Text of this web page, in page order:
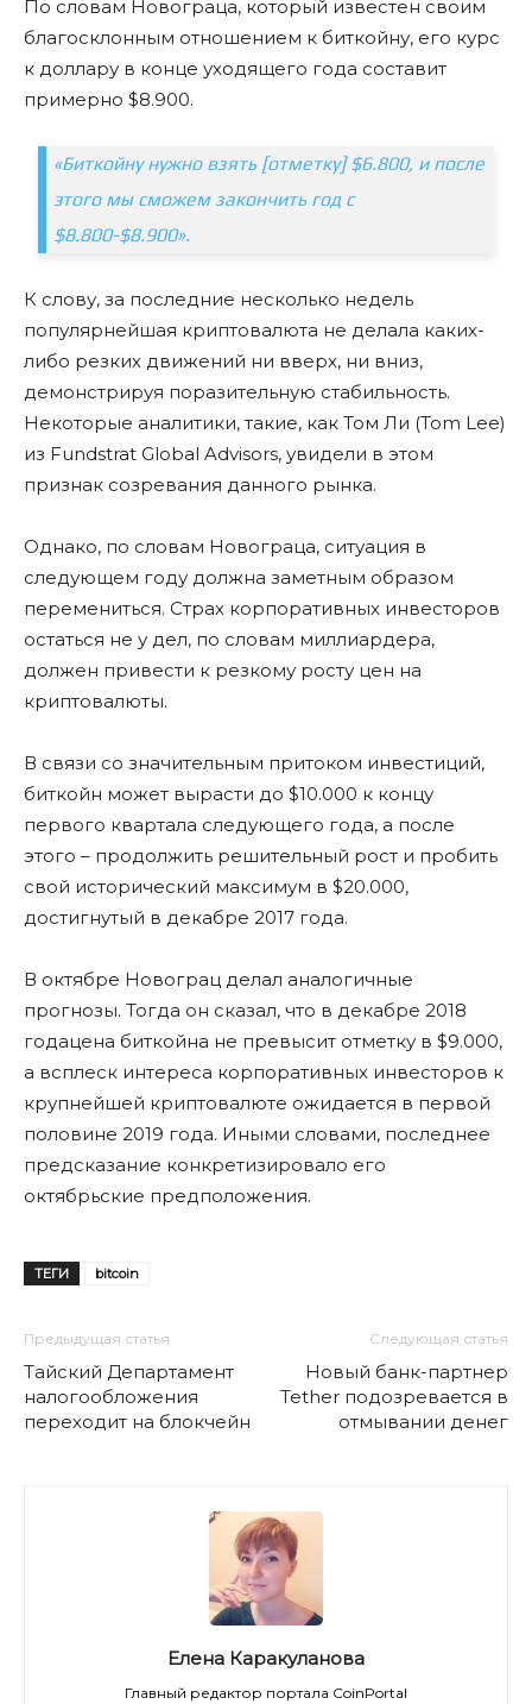
По словам Новограца, который известен своим
благосклонным отношением к биткойну, его курс
к доллару в конце уходящего года составит
примерно $8.900.
«Биткойну нужно взять [отметку] $6.800, и после
этого мы сможем закончить год с
$8.800-$8.900».
К слову, за последние несколько недель
популярнейшая криптовалюта не делала каких-
либо резких движений ни вверх, ни вниз,
демонстрируя поразительную стабильность.
Некоторые аналитики, такие, как Том Ли (Tom Lee)
из Fundstrat Global Advisors, увидели в этом
признак созревания данного рынка.
Однако, по словам Новограца, ситуация в
следующем году должна заметным образом
перемениться. Страх корпоративных инвесторов
остаться не у дел, по словам миллиардера,
должен привести к резкому росту цен на
криптовалюты.
В связи со значительным притоком инвестиций,
биткойн может вырасти до $10.000 к концу
первого квартала следующего года, а после
этого – продолжить решительный рост и пробить
свой исторический максимум в $20.000,
достигнутый в декабре 2017 года.
В октябре Новограц делал аналогичные
прогнозы. Тогда он сказал, что в декабре 2018
годацена биткойна не превысит отметку в $9.000,
а всплеск интереса корпоративных инвесторов к
крупнейшей криптовалюте ожидается в первой
половине 2019 года. Иными словами, последнее
предсказание конкретизировало его
октябрьские предположения.
ТЕГИ bitcoin
Предыдущая статья
Тайский Департамент
налогообложения
переходит на блокчейн
Следующая статья
Новый банк-партнер
Tether подозревается в
отмывании денег
Елена Каракуланова
Главный редактор портала CoinPortal